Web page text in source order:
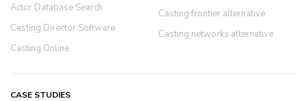
Actor Database Search
Casting Director Software
Casting Online
Casting frontier alternative
Casting networks alternative
CASE STUDIES